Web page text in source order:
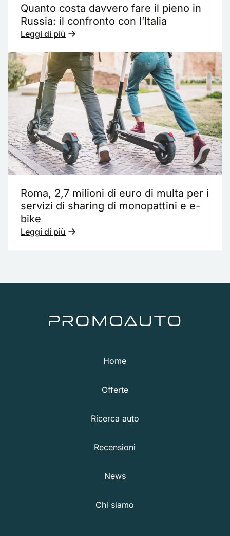
Quanto costa davvero fare il pieno in
Russia: il confronto con l’Italia
Leggi di più
Roma, 2,7 milioni di euro di multa per i
servizi di sharing di monopattini e e-
bike
Leggi di più
Home
Offerte
Ricerca auto
Recensioni
News
Chi siamo